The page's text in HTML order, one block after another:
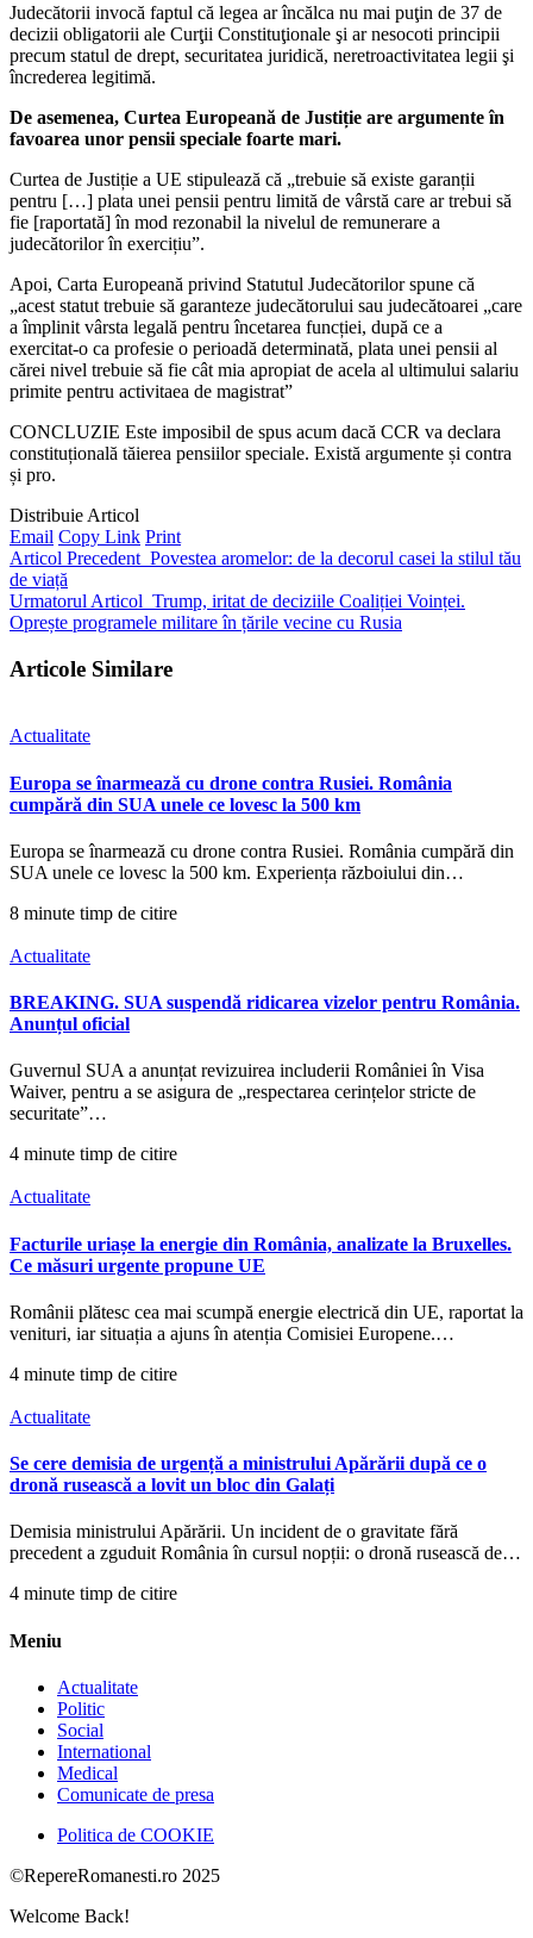
Judecătorii invocă faptul că legea ar încălca nu mai puţin de 37 de
decizii obligatorii ale Curţii Constituţionale şi ar nesocoti principii
precum statul de drept, securitatea juridică, neretroactivitatea legii şi
încrederea legitimă.
De asemenea, Curtea Europeană de Justiție are argumente în
favoarea unor pensii speciale foarte mari.
Curtea de Justiție a UE stipulează că „trebuie să existe garanții
pentru […] plata unei pensii pentru limită de vârstă care ar trebui să
fie [raportată] în mod rezonabil la nivelul de remunerare a
judecătorilor în exercițiu”.
Apoi, Carta Europeană privind Statutul Judecătorilor spune că
„acest statut trebuie să garanteze judecătorului sau judecătoarei „care
a împlinit vârsta legală pentru încetarea funcției, după ce a
exercitat‑o ca profesie o perioadă determinată, plata unei pensii al
cărei nivel trebuie să fie cât mia apropiat de acela al ultimului salariu
primite pentru activitaea de magistrat”
CONCLUZIE Este imposibil de spus acum dacă CCR va declara
constituțională tăierea pensiilor speciale. Există argumente și contra
și pro.
Distribuie Articol
Email Copy Link Print
Articol Precedent Povestea aromelor: de la decorul casei la stilul tău
de viață
Urmatorul Articol Trump, iritat de deciziile Coaliției Voinței.
Oprește programele militare în țările vecine cu Rusia
Articole Similare
Actualitate
Europa se înarmează cu drone contra Rusiei. România
cumpără din SUA unele ce lovesc la 500 km
Europa se înarmează cu drone contra Rusiei. România cumpără din
SUA unele ce lovesc la 500 km. Experiența războiului din…
8 minute timp de citire
Actualitate
BREAKING. SUA suspendă ridicarea vizelor pentru România.
Anunțul oficial
Guvernul SUA a anunțat revizuirea includerii României în Visa
Waiver, pentru a se asigura de „respectarea cerințelor stricte de
securitate”…
4 minute timp de citire
Actualitate
Facturile uriașe la energie din România, analizate la Bruxelles.
Ce măsuri urgente propune UE
Românii plătesc cea mai scumpă energie electrică din UE, raportat la
venituri, iar situația a ajuns în atenția Comisiei Europene.…
4 minute timp de citire
Actualitate
Se cere demisia de urgență a ministrului Apărării după ce o
dronă rusească a lovit un bloc din Galați
Demisia ministrului Apărării. Un incident de o gravitate fără
precedent a zguduit România în cursul nopții: o dronă rusească de…
4 minute timp de citire
Meniu
Actualitate
Politic
Social
International
Medical
Comunicate de presa
Politica de COOKIE
©RepereRomanesti.ro 2025
Welcome Back!